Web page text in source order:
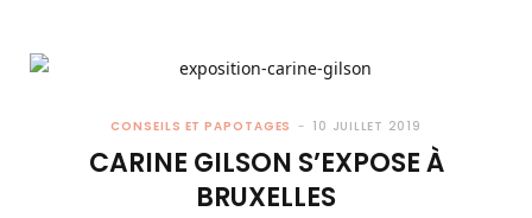
CONSEILS ET PAPOTAGES 10 JUILLET 2019
CARINE GILSON S’EXPOSE À
BRUXELLES